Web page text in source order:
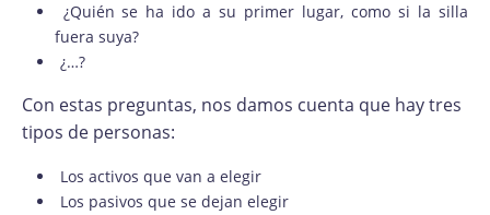
¿Quién se ha ido a su primer lugar, como si la silla
fuera suya?
¿…?
Con estas preguntas, nos damos cuenta que hay tres
tipos de personas:
Los activos que van a elegir
Los pasivos que se dejan elegir